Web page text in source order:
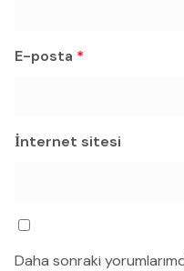
E-posta *
İnternet sitesi
Daha sonraki